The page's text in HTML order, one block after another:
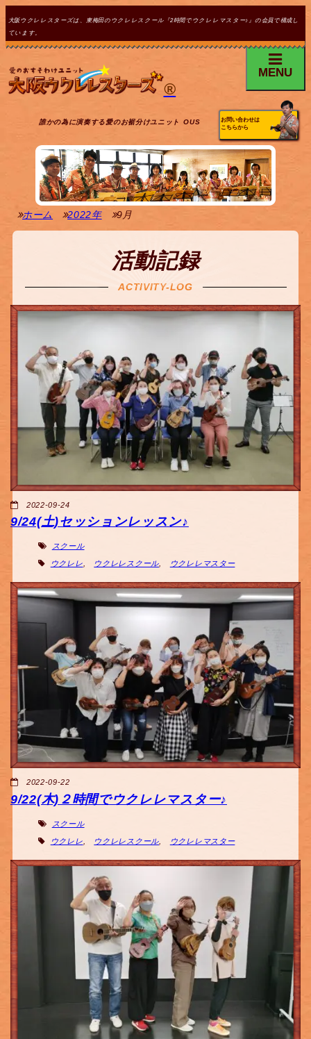
大阪ウクレレスターズは、東梅田のウクレレスクール『2時間でウクレレマスター♪』の会員で構成し
ています。
®
MENU
誰かの為に演奏する愛のお裾分けユニット OUS
お問い合わせは
こちらから
ホーム 2022年 9月
活動記録
ACTIVITY-LOG
2022-09-24
9/24(土)セッションレッスン♪
スクール
ウクレレ ウクレレスクール, ウクレレマスター
2022-09-22
9/22(木)２時間でウクレレマスター♪
スクール
ウクレレ ウクレレスクール, ウクレレマスター